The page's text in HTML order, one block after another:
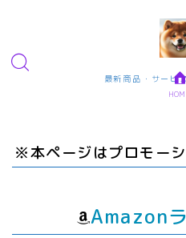
トップページに戻
最新商品・サービ
MENU
転職・仕事・求人・学ぶ
短期アルバイト・長期パ
※本ページはプロモー
Amazon